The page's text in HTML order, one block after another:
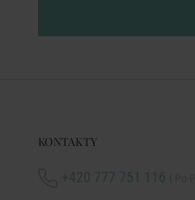
KONTAKTY
+420 777 751 116